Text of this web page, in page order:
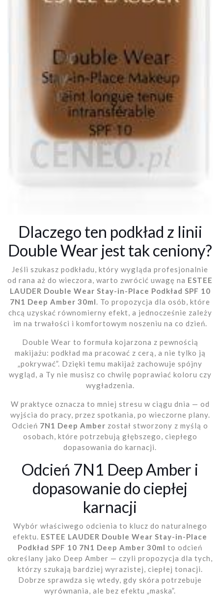
Dlaczego ten podkład z linii
Double Wear jest tak ceniony?
Jeśli szukasz podkładu, który wygląda profesjonalnie
od rana aż do wieczora, warto zwrócić uwagę na ESTEE
LAUDER Double Wear Stay-in-Place Podkład SPF 10
7N1 Deep Amber 30ml. To propozycja dla osób, które
chcą uzyskać równomierny efekt, a jednocześnie zależy
im na trwałości i komfortowym noszeniu na co dzień.
Double Wear to formuła kojarzona z pewnością
makijażu: podkład ma pracować z cerą, a nie tylko ją
„pokrywać”. Dzięki temu makijaż zachowuje spójny
wygląd, a Ty nie musisz co chwilę poprawiać koloru czy
wygładzenia.
W praktyce oznacza to mniej stresu w ciągu dnia — od
wyjścia do pracy, przez spotkania, po wieczorne plany.
Odcień 7N1 Deep Amber został stworzony z myślą o
osobach, które potrzebują głębszego, ciepłego
dopasowania do karnacji.
Odcień 7N1 Deep Amber i
dopasowanie do ciepłej
karnacji
Wybór właściwego odcienia to klucz do naturalnego
efektu. ESTEE LAUDER Double Wear Stay-in-Place
Podkład SPF 10 7N1 Deep Amber 30ml to odcień
określany jako Deep Amber — czyli propozycja dla tych,
którzy szukają bardziej wyrazistej, ciepłej tonacji.
Dobrze sprawdza się wtedy, gdy skóra potrzebuje
wyrównania, ale bez efektu „maska”.